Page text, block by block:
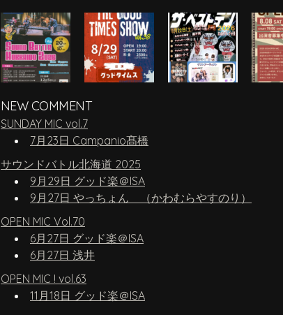
NEW COMMENT
SUNDAY MIC vol.7
7月23日 Campanio髙橋
サウンドバトル北海道 2025
9月29日 グッド楽＠ISA
9月27日 やっちょん （かわむらやすのり）
OPEN MIC Vol.70
6月27日 グッド楽＠ISA
6月27日 浅井
OPEN MIC ! vol.63
11月18日 グッド楽＠ISA